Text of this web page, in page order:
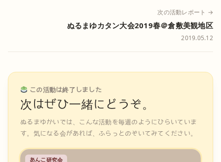
次の活動レポート →
ぬるまゆカタン大会2019春＠倉敷美観地区
2019.05.12
この活動は終了しました
次はぜひ一緒にどうぞ。
ぬるまゆかいでは、こんな活動を毎週のようにひらいていま
す。気になる会があれば、ふらっとのぞいてみてください。
あんこ研究会